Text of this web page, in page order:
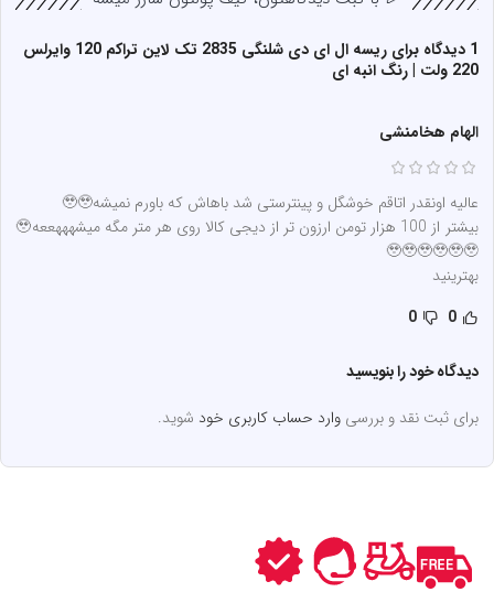
1 دیدگاه برای
ریسه ال ای دی شلنگی 2835 تک لاین تراکم 120 وایرلس
220 ولت | رنگ انبه ای
الهام هخامنشی
عالیه اونقدر اتاقم خوشگل و پینترستی شد باهاش که باورم نمیشه🥹🥹
بیشتر از 100 هزار تومن ارزون تر از دیجی کالا روی هر متر مگه میشهههععه🥹
🥹🥹🥹🥹🥹🥹
بهترینید
0
0
دیدگاه خود را بنویسید
برای ثبت نقد و بررسیوارد حساب کاربری خود شوید.